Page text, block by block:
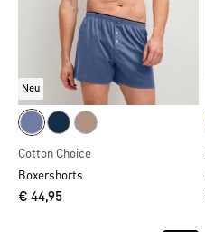
Neu
Cotton Choice
Boxershorts
€ 44,95